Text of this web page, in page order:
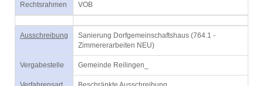
Rechtsrahmen VOB
Ausschreibung
Sanierung Dorfgemeinschaftshaus (764.1 -
Zimmererarbeiten NEU)
Vergabestelle Gemeinde Reilingen_